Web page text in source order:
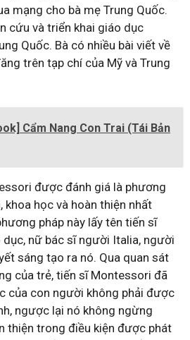
mạng cho bà mẹ Trung Quốc.
cứu và triển khai giáo dục
Quốc. Bà có nhiều bài viết về
trên tạp chí của Mỹ và Trung
Cẩm Nang Con Trai (Tái Bản
được đánh giá là phương
khoa học và hoàn thiện nhất
pháp này lấy tên tiến sĩ
nữ bác sĩ người Italia, người
sáng tạo ra nó. Qua quan sát
của trẻ, tiến sĩ Montessori đã
của con người không phải được
ngược lại nó không ngừng
thiện trong điều kiện được phát